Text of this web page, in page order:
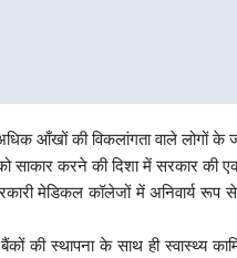
आँखों की विकलांगता वाले लोगों के
को साकार करने की दिशा में सरकार की
मेडिकल कॉलेजों में अनिवार्य
की स्थापना के साथ ही स्वास्थ्य